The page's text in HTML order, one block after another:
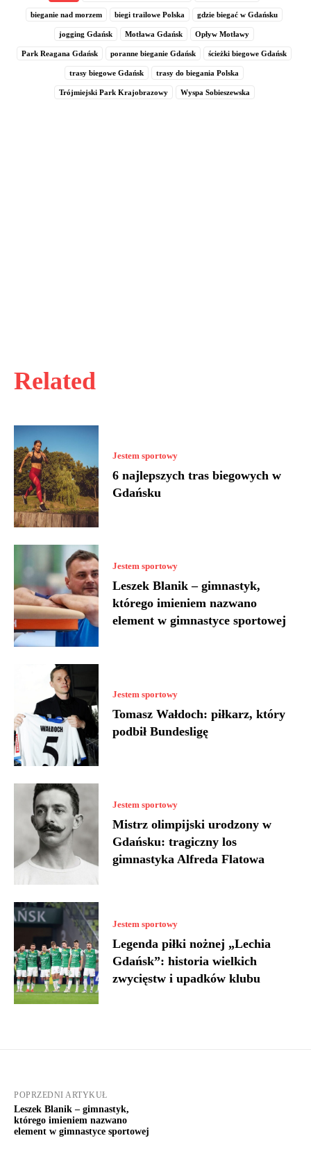
Related
Jestem sportowy
6 najlepszych tras biegowych w
Gdańsku
Jestem sportowy
Leszek Blanik – gimnastyk,
którego imieniem nazwano
element w gimnastyce sportowej
Jestem sportowy
Tomasz Wałdoch: piłkarz, który
podbił Bundesligę
Jestem sportowy
Mistrz olimpijski urodzony w
Gdańsku: tragiczny los
gimnastyka Alfreda Flatowa
Jestem sportowy
Legenda piłki nożnej „Lechia
Gdańsk”: historia wielkich
zwycięstw i upadków klubu
bieganie nad morzem biegi trailowe Polska gdzie biegać w Gdańsku
jogging Gdańsk Motława Gdańsk Opływ Motławy
Park Reagana Gdańsk poranne bieganie Gdańsk ścieżki biegowe Gdańsk
trasy biegowe Gdańsk trasy do biegania Polska
Trójmiejski Park Krajobrazowy Wyspa Sobieszewska
POPRZEDNI ARTYKUŁ
Leszek Blanik – gimnastyk,
którego imieniem nazwano
element w gimnastyce sportowej